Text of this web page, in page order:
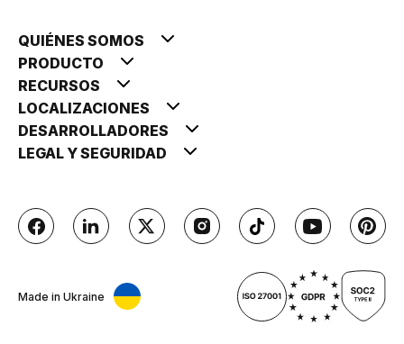
QUIÉNES SOMOS
PRODUCTO
RECURSOS
LOCALIZACIONES
DESARROLLADORES
LEGAL Y SEGURIDAD
Made in Ukraine